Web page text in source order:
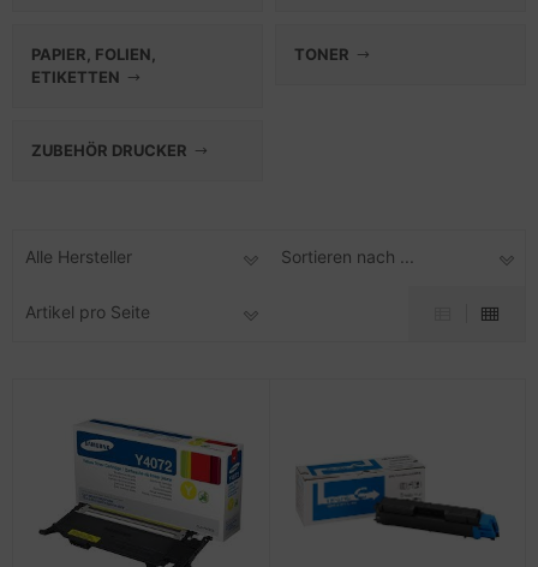
PAPIER, FOLIEN,
ETIKETTEN
TONER
ZUBEHÖR DRUCKER
Alle Hersteller Sortieren nach ...
Artikel pro Seite